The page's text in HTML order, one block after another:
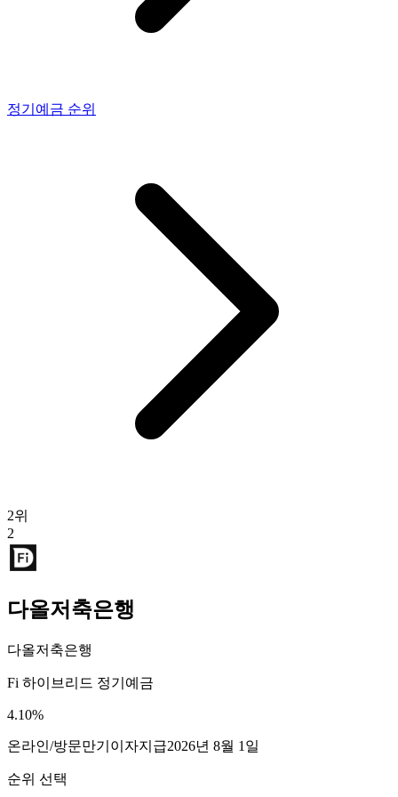
정기예금 순위
2위
2
다올저축은행
다올저축은행
Fi 하이브리드 정기예금
4.10%
온라인/방문만기이자지급2026년 8월 1일
순위 선택